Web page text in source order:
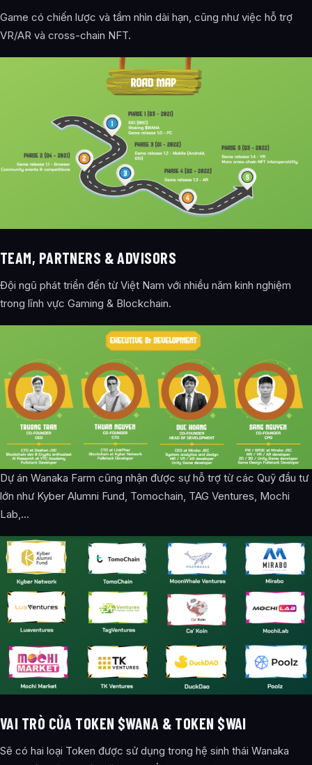
Game có chiến lược và tầm nhìn dài hạn, cũng như việc hỗ trợ
VR/AR và cross-chain NFT.
TEAM, PARTNERS & ADVISORS
Đội ngũ phát triển đến từ Việt Nam với nhiều năm kinh nghiệm
trong lĩnh vực Gaming & Blockchain.
Dự án Wanaka Farm cũng nhận được sự hỗ trợ từ các Quỹ đầu tư
lớn như Kyber Alumni Fund, Tomochain, TAG Ventures, Mochi
Lab,…
VAI TRÒ CỦA TOKEN $WANA & TOKEN $WAI
Sẽ có hai loại Token được sử dụng trong hệ sinh thái Wanaka